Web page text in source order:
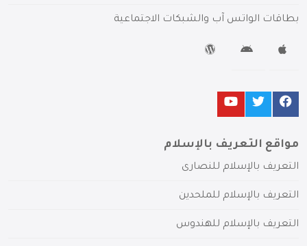
بطاقات الواتس آب والشبكات الاجتماعية
مواقع التعريف بالإسلام
التعريف بالإسلام للنصارى
التعريف بالإسلام للملحدين
التعريف بالإسلام للهندوس